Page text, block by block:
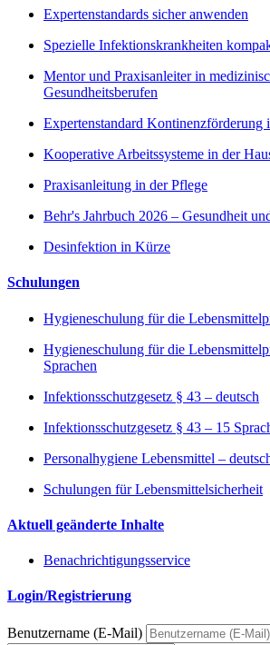
Expertenstandards sicher anwenden
Spezielle Infektionskrankheiten
Mentor und Praxisanleiter in
Gesundheitsberufen
Expertenstandard Kontinenzförderung
Kooperative Arbeitssysteme in der
Praxisanleitung in der Pflege
Behr's Jahrbuch 2026 – Gesundheit
Desinfektion in Kürze
Schulungen
Hygieneschulung für die
Hygieneschulung für die
Sprachen
Infektionsschutzgesetz § 43 – deutsch
Infektionsschutzgesetz § 43 – 15
Personalhygiene Lebensmittel –
Schulungen für Lebensmittelsicherheit
Aktuell geänderte Inhalte
Benachrichtigungsservice
Login/Registrierung
Benutzername (E-Mail)